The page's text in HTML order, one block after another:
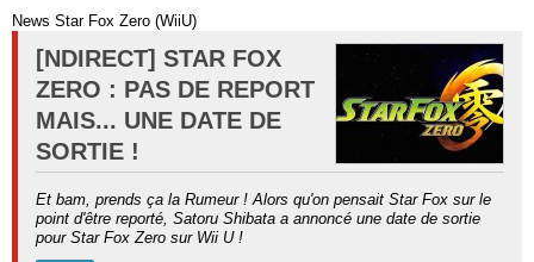
News Star Fox Zero (WiiU)
[NDIRECT] STAR FOX
ZERO : PAS DE REPORT
MAIS... UNE DATE DE
SORTIE !
Et bam, prends ça la Rumeur ! Alors qu'on pensait Star Fox sur le
point d'être reporté, Satoru Shibata a annoncé une date de sortie
pour Star Fox Zero sur Wii U !